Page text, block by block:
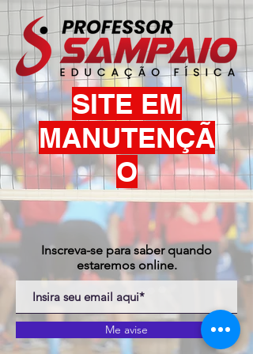
SITE EM
MANUTENÇÃ
O
Inscreva-se para saber quando
estaremos online.
Me avise